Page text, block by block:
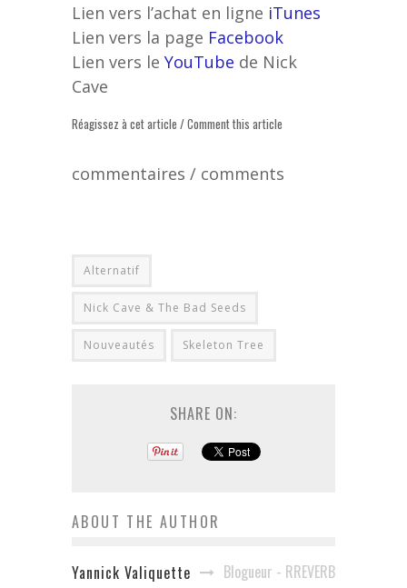
Lien vers l’achat en ligne iTunes
Lien vers la page Facebook
Lien vers le YouTube de Nick
Cave
Réagissez à cet article / Comment this article
commentaires / comments
Alternatif
Nick Cave & The Bad Seeds
Nouveautés Skeleton Tree
SHARE ON:
ABOUT THE AUTHOR
Yannick Valiquette Blogueur - RREVERB